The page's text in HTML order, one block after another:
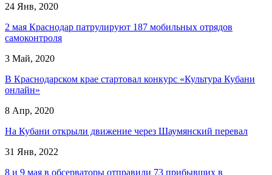
24 Янв, 2020
2 мая Краснодар патрулируют 187 мобильных отрядов
самоконтроля
3 Май, 2020
В Краснодарском крае стартовал конкурс «Культура Кубани
онлайн»
8 Апр, 2020
На Кубани открыли движение через Шаумянский перевал
31 Янв, 2022
8 и 9 мая в обсерваторы отправили 73 прибывших в